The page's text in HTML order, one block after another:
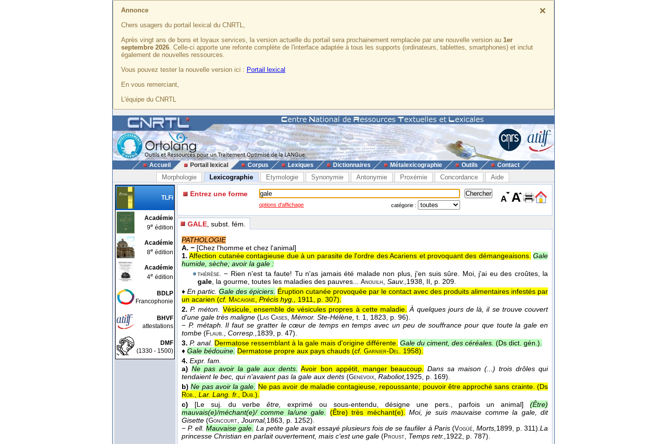
×
Annonce
Chers usagers du portail lexical du CNRTL,
Après vingt ans de bons et loyaux services, la version actuelle du portail sera prochainement remplacée par une nouvelle version au 1er
septembre 2026. Celle-ci apporte une refonte complète de l'interface adaptée à tous les supports (ordinateurs, tablettes, smartphones) et inclut
également de nouvelles ressources.
Vous pouvez tester la nouvelle version ici : Portail lexical
En vous remerciant,
L'équipe du CNRTL
Accueil Portail lexical Corpus Lexiques Dictionnaires Métalexicographie Outils Contact
Morphologie Lexicographie Etymologie Synonymie Antonymie Proxémie Concordance Aide
TLFi
Académie
9e édition
Académie
8e édition
Académie
4e édition
BDLP
Francophonie
BHVF
attestations
DMF
(1330 - 1500)
Entrez une forme
options d'affichage catégorie :
GALE , subst. fém.
PATHOLOGIE
A. − [Chez l'homme et chez l'animal]
1. Affection cutanée contagieuse due à un parasite de l'ordre des Acariens et provoquant des démangeaisons. Gale
humide, sèche; avoir la gale :
thérèse. − Rien n'est ta faute! Tu n'as jamais été malade non plus, j'en suis sûre. Moi, j'ai eu des croûtes, la
gale, la gourme, toutes les maladies des pauvres... Anouilh, Sauv.,1938, II, p. 209.
♦ En partic. Gale des épiciers. Éruption cutanée provoquée par le contact avec des produits alimentaires infestés par
un acarien (cf. Macaigne, Précis hyg., 1911, p. 307).
2. P. méton. Vésicule, ensemble de vésicules propres à cette maladie. À quelques jours de là, il se trouve couvert
d'une gale très maligne (Las Cases, Mémor. Ste-Hélène, t. 1, 1823, p. 96).
− P. métaph. Il faut se gratter le cœur de temps en temps avec un peu de souffrance pour que toute la gale en
tombe (Flaub., Corresp.,1839, p. 47).
3. P. anal. Dermatose ressemblant à la gale mais d'origine différente. Gale du ciment, des céréales. (Ds dict. gén.).
♦ Gale bédouine. Dermatose propre aux pays chauds (cf. Garnier- Del. 1958).
4. Expr. fam.
a) Ne pas avoir la gale aux dents. Avoir bon appétit, manger beaucoup. Dans sa maison (...) trois drôles qui
tendaient le bec, qui n'avaient pas la gale aux dents (Genevoix, Raboliot,1925, p. 169).
b) Ne pas avoir la gale. Ne pas avoir de maladie contagieuse, repoussante; pouvoir être approché sans crainte. (Ds
Rob., Lar. Lang. fr., Dub.).
c)
[Le suj. du verbeêtre,exprimé ou sous-entendu, désigne une pers., parfois un animal]
(Être)
mauvais(e)/méchant(e)/ comme la/une gale.
(Être) très méchant(e). Moi, je suis mauvaise comme la gale, dit
Gisette (Goncourt, Journal,1863, p. 1252).
−P. ell. Mauvaise gale. La petite gale avait essayé plusieurs fois de se faufiler à Paris (Vogüé, Morts,1899, p. 311).La
princesse Christian en parlait ouvertement, mais c'est une gale (Proust, Temps retr.,1922, p. 787).